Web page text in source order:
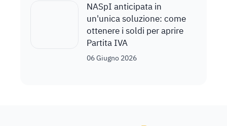
NASpI anticipata in
un'unica soluzione: come
ottenere i soldi per aprire
Partita IVA
06 Giugno 2026